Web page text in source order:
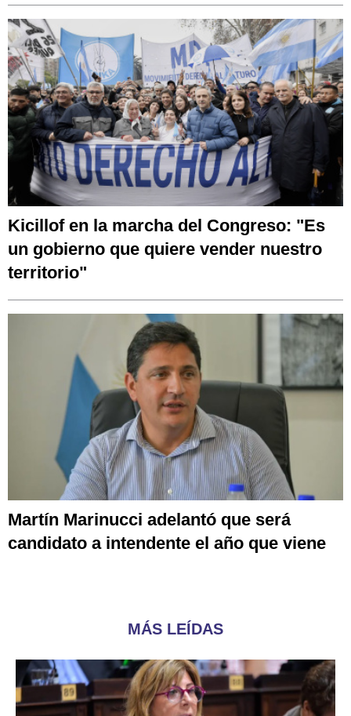
Kicillof en la marcha del Congreso: "Es
un gobierno que quiere vender nuestro
territorio"
Martín Marinucci adelantó que será
candidato a intendente el año que viene
MÁS LEÍDAS